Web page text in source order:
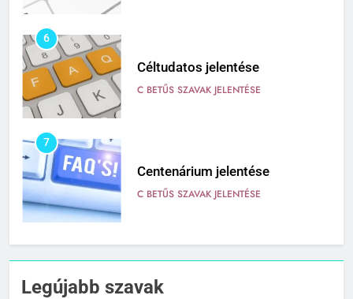
7
Centenárium jelentése
C BETŰS SZAVAK JELENTÉSE
8
Cenzúra jelentése
C BETŰS SZAVAK JELENTÉSE
1
Cingár jelentése
Legújabb szavak